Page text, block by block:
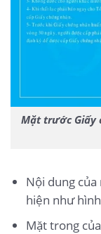
Mặt trước Giấy
Nội dung
hiện như
Mặt trong